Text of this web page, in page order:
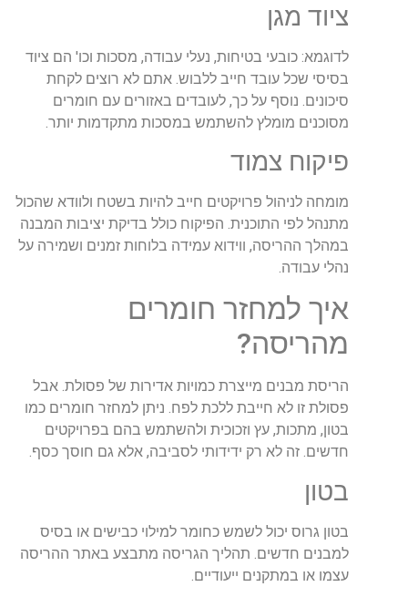
ציוד מגן
לדוגמא: כובעי בטיחות, נעלי עבודה, מסכות וכו' הם ציוד
בסיסי שכל עובד חייב ללבוש. אתם לא רוצים לקחת
סיכונים. נוסף על כך, לעובדים באזורים עם חומרים
מסוכנים מומלץ להשתמש במסכות מתקדמות יותר.
פיקוח צמוד
מומחה לניהול פרויקטים חייב להיות בשטח ולוודא שהכול
מתנהל לפי התוכנית. הפיקוח כולל בדיקת יציבות המבנה
במהלך ההריסה, ווידוא עמידה בלוחות זמנים ושמירה על
נהלי עבודה.
איך למחזר חומרים
מהריסה?
הריסת מבנים מייצרת כמויות אדירות של פסולת. אבל
פסולת זו לא חייבת ללכת לפח. ניתן למחזר חומרים כמו
בטון, מתכות, עץ וזכוכית ולהשתמש בהם בפרויקטים
חדשים. זה לא רק ידידותי לסביבה, אלא גם חוסך כסף.
בטון
בטון גרוס יכול לשמש כחומר למילוי כבישים או בסיס
למבנים חדשים. תהליך הגריסה מתבצע באתר ההריסה
עצמו או במתקנים ייעודיים.